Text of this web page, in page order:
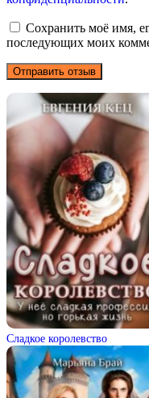
Сохранить моё имя,
последующих моих
Сладкое королевство